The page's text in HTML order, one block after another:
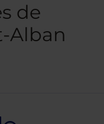
de
Alban